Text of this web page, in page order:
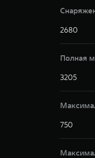
2680
Полная
3205
750